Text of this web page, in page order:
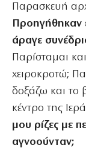
Παρασκευή
Προηγήθηκαν
άραγε
Παρίσταμαι
χειροκροτώ;
δοξάζω και το
κέντρο της
μου ρίζες με
αγνοούνταν;